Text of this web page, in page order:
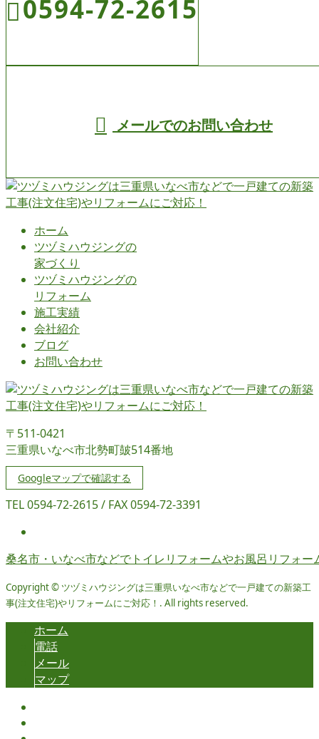
0594-72-2615
メールでのお問い合わせ
ホーム
ツヅミハウジングの
家づくり
ツヅミハウジングの
リフォーム
施工実績
会社紹介
ブログ
お問い合わせ
〒511-0421
三重県いなべ市北勢町皷514番地
Googleマップで確認する
TEL 0594-72-2615 / FAX 0594-72-3391
桑名市・いなべ市などでトイレリフォームやお風呂リフォ
Copyright © ツヅミハウジングは三重県いなべ市などで一戸建ての新築工
事(注文住宅)やリフォームにご対応！. All rights reserved.
ホーム
電話
メール
マップ